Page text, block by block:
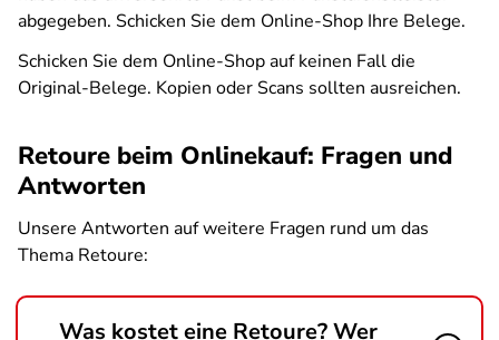
abgegeben. Schicken Sie dem Online-Shop Ihre Belege.
Schicken Sie dem Online-Shop auf keinen Fall die
Original-Belege. Kopien oder Scans sollten ausreichen.
Retoure beim Onlinekauf: Fragen und
Antworten
Unsere Antworten auf weitere Fragen rund um das
Thema Retoure:
Was kostet eine Retoure? Wer